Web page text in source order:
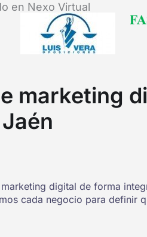
en Nexo Virtual
marketing
digital de forma
cada negocio para